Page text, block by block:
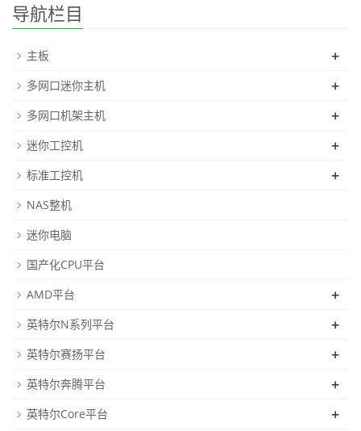
导航栏目
主板 +
多网口迷你主机 +
多网口机架主机 +
迷你工控机 +
标准工控机 +
NAS整机
迷你电脑
国产化CPU平台
AMD平台
+
英特尔N系列平台 +
英特尔赛扬平台 +
英特尔奔腾平台 +
英特尔Core平台 +